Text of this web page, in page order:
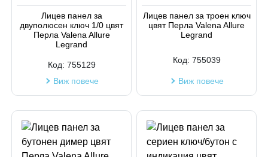
Лицев панел за
двуполюсен ключ 1/0 цвят
Перла Valena Allure
Legrand
Код: 755129
Виж повече
Лицев панел за троен ключ
цвят Перла Valena Allure
Legrand
Код: 755039
Виж повече